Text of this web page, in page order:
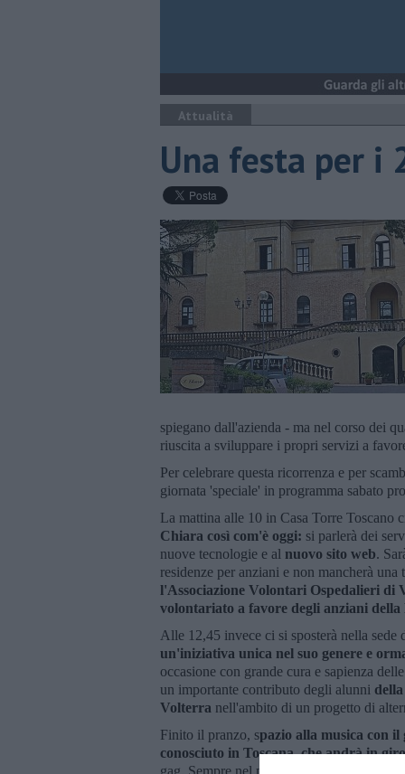
Attualità
Una festa per i
spiegano dall'azienda - ma nel corso dei
riuscita a sviluppare i propri servizi a
Per celebrare questa ricorrenza e per
giornata 'speciale' in programma sabato
La mattina alle 10 in Casa Torre Toscano
Chiara così com'è oggi: si parlerà dei
nuove tecnologie e al nuovo sito web.
residenze per anziani e non mancherà
l'Associazione Volontari Ospedalieri di
volontariato a favore degli anziani della
Alle 12,45 invece ci si sposterà nella
un'iniziativa unica nel suo genere e
occasione con grande cura e sapienza
un importante contributo degli alunni
Volterra nell'ambito di un progetto di
Finito il pranzo, spazio alla musica con
conosciuto in Toscana, che andrà in
gag. Sempre nel pomeriggio verranno